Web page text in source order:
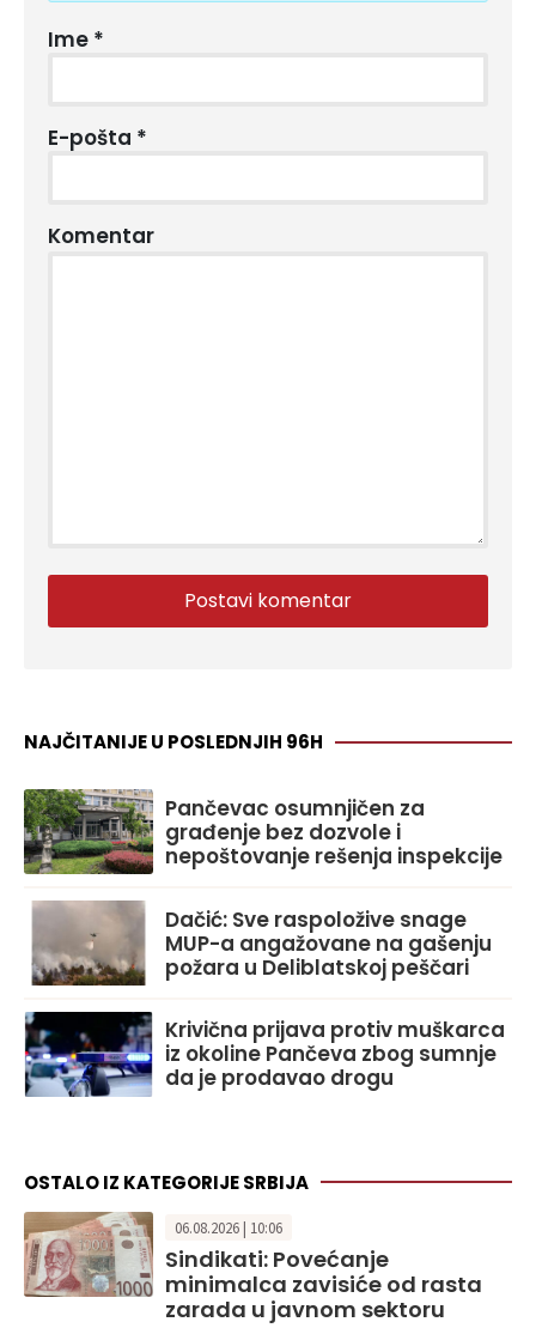
Ime *
E-pošta *
Komentar
NAJČITANIJE U POSLEDNJIH 96H
Pančevac osumnjičen za
građenje bez dozvole i
nepoštovanje rešenja inspekcije
Dačić: Sve raspoložive snage
MUP-a angažovane na gašenju
požara u Deliblatskoj peščari
Krivična prijava protiv muškarca
iz okoline Pančeva zbog sumnje
da je prodavao drogu
OSTALO IZ KATEGORIJE SRBIJA
06.08.2026 | 10:06
Sindikati: Povećanje
minimalca zavisiće od rasta
zarada u javnom sektoru